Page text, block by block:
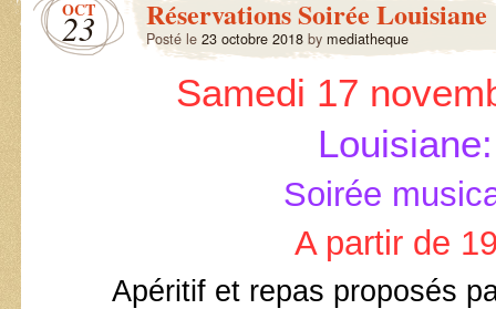
OCT
23 Réservations Soirée Louisiane
Posté le 23 octobre 2018 by mediatheque
Samedi 17
Louisiane:
Soirée
A partir de
Apéritif et repas proposés